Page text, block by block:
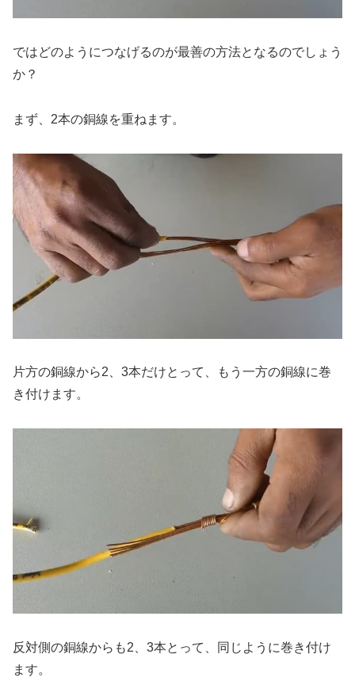
ではどのようにつなげるのが最善の方法となるのでしょう
か？
まず、2本の銅線を重ねます。
片方の銅線から2、3本だけとって、もう一方の銅線に巻
き付けます。
反対側の銅線からも2、3本とって、同じように巻き付け
ます。